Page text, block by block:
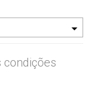
condições